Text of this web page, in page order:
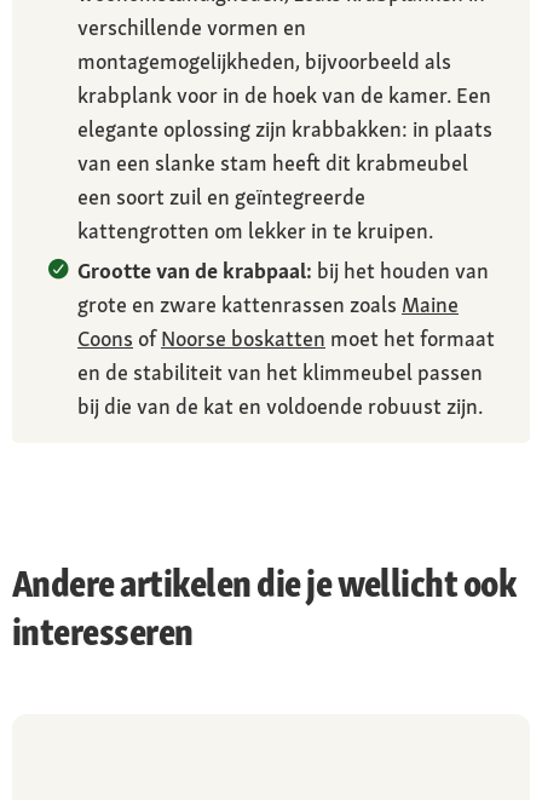
verschillende vormen en
montagemogelijkheden, bijvoorbeeld als
krabplank voor in de hoek van de kamer. Een
elegante oplossing zijn krabbakken: in plaats
van een slanke stam heeft dit krabmeubel
een soort zuil en geïntegreerde
kattengrotten om lekker in te kruipen.
Grootte van de krabpaal: bij het houden van
grote en zware kattenrassen zoals Maine
Coons ofNoorse boskatten moet het formaat
en de stabiliteit van het klimmeubel passen
bij die van de kat en voldoende robuust zijn.
Andere artikelen die je wellicht ook
interesseren